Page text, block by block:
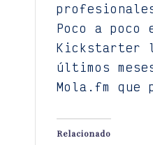
Poco a
Kickstarter
últimos
Mola.fm
Relacionado